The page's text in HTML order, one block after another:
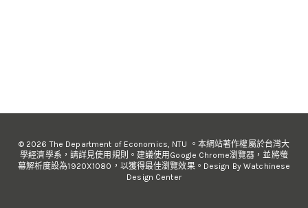
© 2026 The Department of Economics, NTU 。本網站著作權屬於台灣大
學經濟學系，請詳見使用規則。建議使用Google Chrome瀏覽器，並將螢
幕解析度設為1920X1080，以獲得最佳瀏覽效果。Design By Watchinese
Design Center